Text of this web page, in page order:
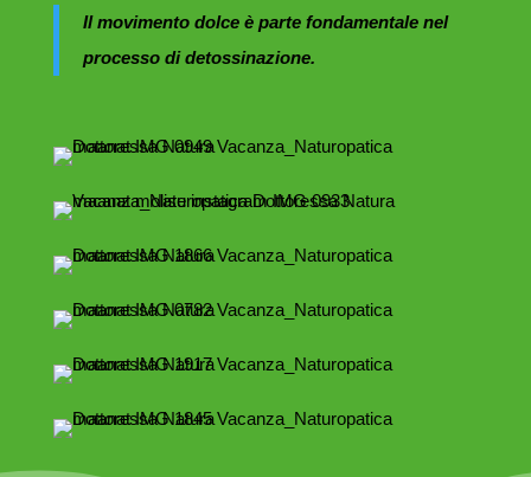
Il movimento dolce è parte fondamentale nel
processo di detossinazione.